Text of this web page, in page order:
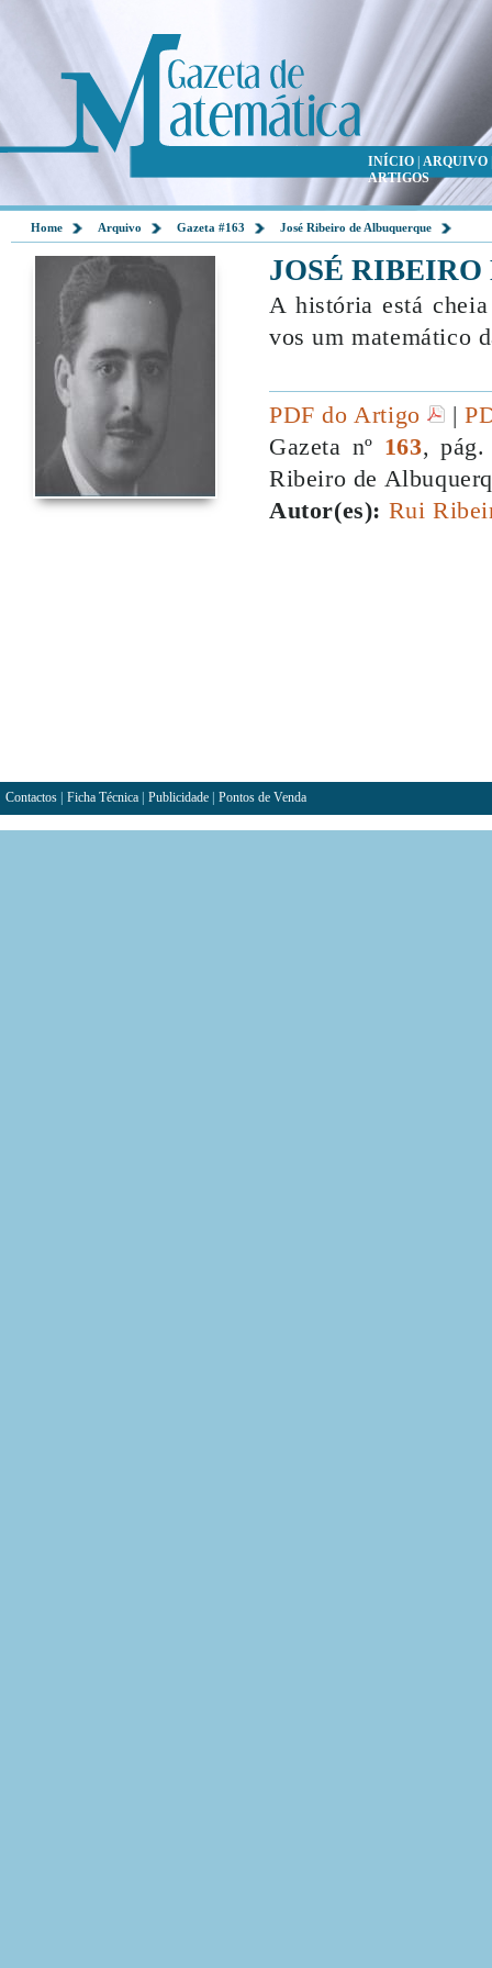
INÍCIO ARQUIVO
ARTIGOS
Home Arquivo Gazeta #163 José Ribeiro de Albuquerque
JOSÉ
A história está
vos um matemático
PDF do Artigo |
Gazeta nº 163,
Ribeiro de
Autor(es): Rui
Contactos Ficha Técnica Publicidade Pontos de Venda